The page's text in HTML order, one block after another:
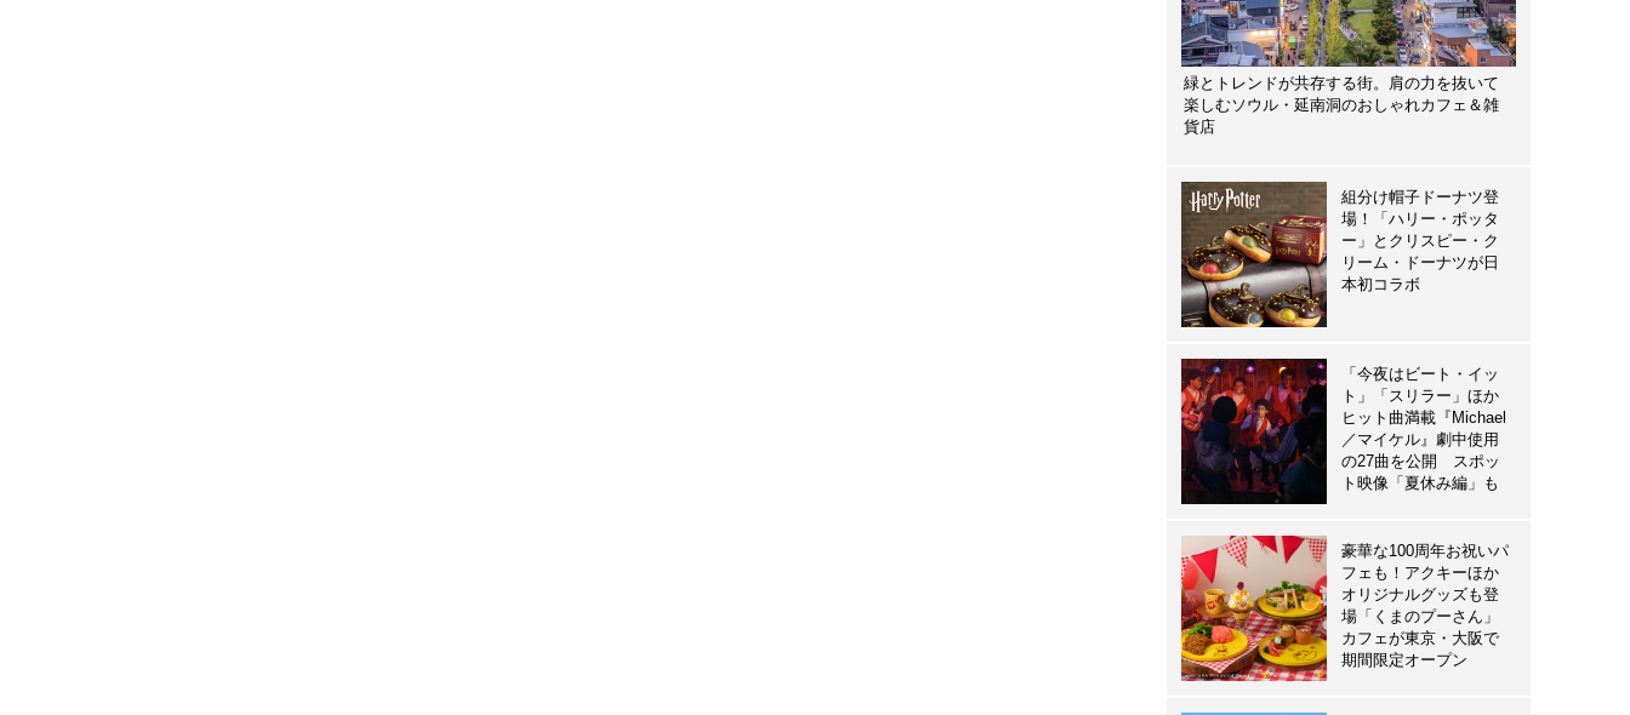
緑とトレンドが共存する街。肩の力を抜いて
楽しむソウル・延南洞のおしゃれカフェ＆雑
貨店
組分け帽子ドーナツ登
場！「ハリー・ポッタ
ー」とクリスピー・ク
リーム・ドーナツが日
本初コラボ
「今夜はビート・イッ
ト」「スリラー」ほか
ヒット曲満載『Michael
／マイケル』劇中使用
の27曲を公開 スポッ
ト映像「夏休み編」も
豪華な100周年お祝いパ
フェも！アクキーほか
オリジナルグッズも登
場「くまのプーさん」
カフェが東京・大阪で
期間限定オープン